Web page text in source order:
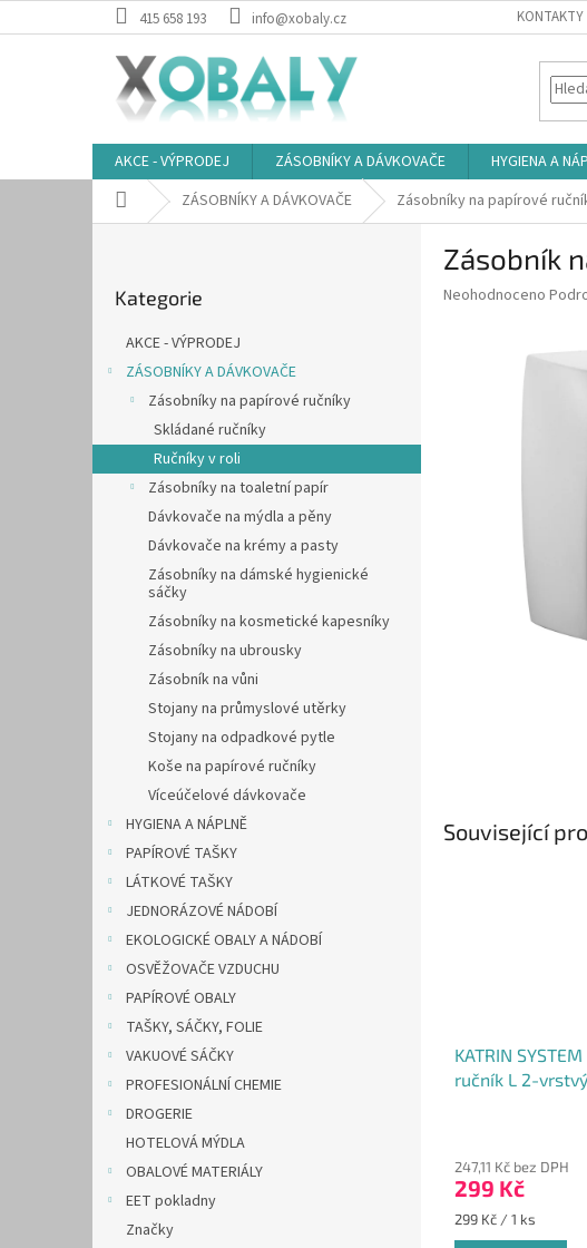
na
415 658 193 info@xobaly.cz KONTAKTY
AKCE - VÝPRODEJ ZÁSOBNÍKY A DÁVKOVAČE HYGIENA A
Domů ZÁSOBNÍKY A DÁVKOVAČE Zásobníky na papírové
a
kategorie
Kategorie
AKCE - VÝPRODEJ
ZÁSOBNÍKY A DÁVKOVAČE
Zásobníky na papírové ručníky
Skládané ručníky
Ručníky v roli
Zásobníky na toaletní papír
Dávkovače na mýdla a pěny
Dávkovače na krémy a pasty
Zásobníky na dámské hygienické
sáčky
Zásobníky na kosmetické kapesníky
Zásobníky na ubrousky
Zásobník na vůni
Stojany na průmyslové utěrky
Stojany na odpadkové pytle
Koše na papírové ručníky
Víceúčelové dávkovače
HYGIENA A NÁPLNĚ
PAPÍROVÉ TAŠKY
LÁTKOVÉ TAŠKY
JEDNORÁZOVÉ NÁDOBÍ
EKOLOGICKÉ OBALY A NÁDOBÍ
OSVĚŽOVAČE VZDUCHU
PAPÍROVÉ OBALY
TAŠKY, SÁČKY, FOLIE
VAKUOVÉ SÁČKY
PROFESIONÁLNÍ CHEMIE
DROGERIE
HOTELOVÁ MÝDLA
OBALOVÉ MATERIÁLY
EET pokladny
Značky
Zásobník
Průměrné
Neohodnoceno
Související
KATRIN
ručník L 2-vrstvý
247,11 Kč bez DPH
299 Kč
Měrná
cena:
299 Kč / 1 ks